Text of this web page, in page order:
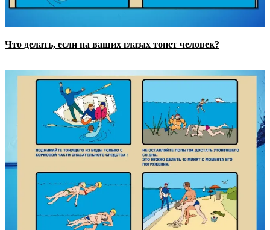
Что делать, если на ваших глазах тонет человек?